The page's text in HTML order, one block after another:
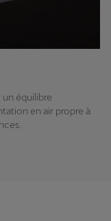
un équilibre
en air propre à